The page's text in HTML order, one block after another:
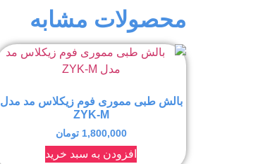
محصولات مشابه
بالش طبی مموری فوم زیکلاس مد مدل
ZYK-M
1,800,000 تومان
افزودن به سبد خرید